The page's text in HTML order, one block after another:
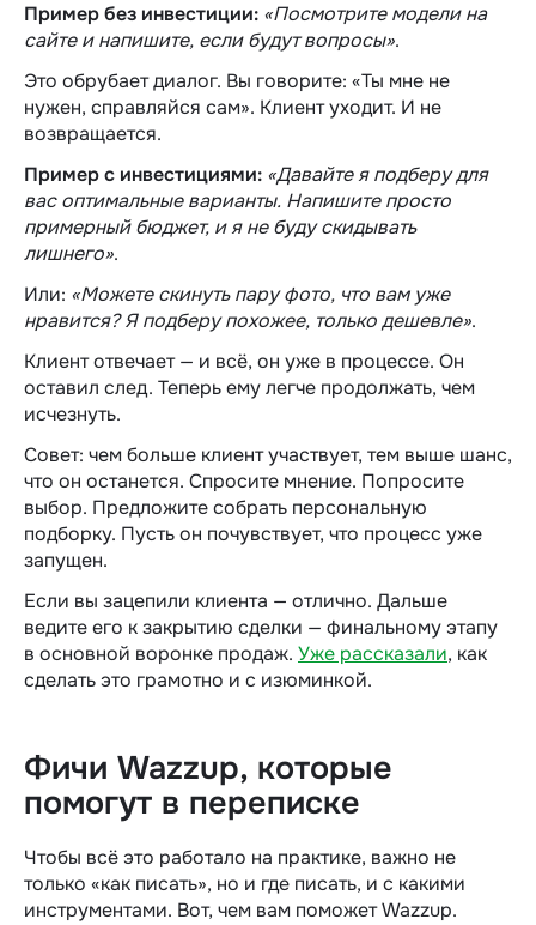
Пример без инвестиции: «Посмотрите модели на
сайте и напишите, если будут вопросы».
Это обрубает диалог. Вы говорите: «Ты мне не
нужен, справляйся сам». Клиент уходит. И не
возвращается.
Пример с инвестициями: «Давайте я подберу для
вас оптимальные варианты. Напишите просто
примерный бюджет, и я не буду скидывать
лишнего».
Или: «Можете скинуть пару фото, что вам уже
нравится? Я подберу похожее, только дешевле».
Клиент отвечает — и всё, он уже в процессе. Он
оставил след. Теперь ему легче продолжать, чем
исчезнуть.
Совет: чем больше клиент участвует, тем выше шанс,
что он останется. Спросите мнение. Попросите
выбор. Предложите собрать персональную
подборку. Пусть он почувствует, что процесс уже
запущен.
Если вы зацепили клиента — отлично. Дальше
ведите его к закрытию сделки — финальному этапу
в основной воронке продаж. Уже рассказали, как
сделать это грамотно и с изюминкой.
Фичи Wazzup, которые
помогут в переписке
Чтобы всё это работало на практике, важно не
только «как писать», но и где писать, и с какими
инструментами. Вот, чем вам поможет Wazzup.